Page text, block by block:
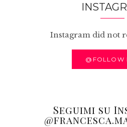
Instagram did not
@FOLLOW
Seguimi su